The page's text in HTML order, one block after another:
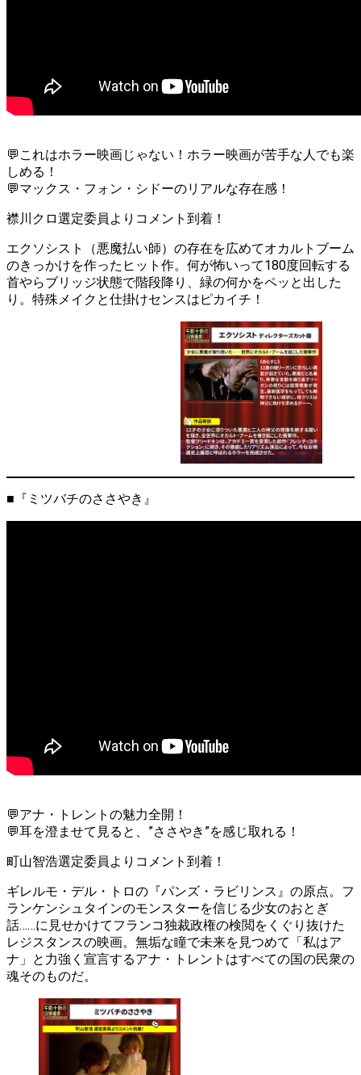
💬これはホラー映画じゃない！ホラー映画が苦手な人でも楽
しめる！
💬マックス・フォン・シドーのリアルな存在感！
襟川クロ選定委員よりコメント到着！
エクソシスト（悪魔払い師）の存在を広めてオカルトブーム
のきっかけを作ったヒット作。何が怖いって180度回転する
首やらブリッジ状態で階段降り、緑の何かをペッと出した
り。特殊メイクと仕掛けセンスはピカイチ！
■『ミツバチのささやき』
💬アナ・トレントの魅力全開！
💬耳を澄ませて見ると、”ささやき”を感じ取れる！
町山智浩選定委員よりコメント到着！
ギレルモ・デル・トロの『パンズ・ラビリンス』の原点。フ
ランケンシュタインのモンスターを信じる少女のおとぎ
話……に見せかけてフランコ独裁政権の検閲をくぐり抜けた
レジスタンスの映画。無垢な瞳で未来を見つめて「私はア
ナ」と力強く宣言するアナ・トレントはすべての国の民衆の
魂そのものだ。